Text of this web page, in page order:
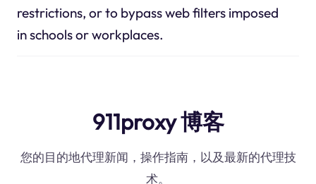
restrictions, or to bypass web filters imposed
in schools or workplaces.
911proxy 博客
您的目的地代理新闻，操作指南，以及最新的代理技
术。